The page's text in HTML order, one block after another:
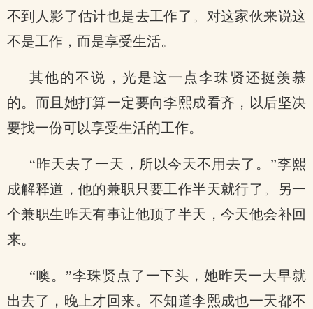
不到人影了估计也是去工作了。对这家伙来说这
不是工作，而是享受生活。
其他的不说，光是这一点李珠贤还挺羡慕
的。而且她打算一定要向李熙成看齐，以后坚决
要找一份可以享受生活的工作。
“昨天去了一天，所以今天不用去了。”李熙
成解释道，他的兼职只要工作半天就行了。另一
个兼职生昨天有事让他顶了半天，今天他会补回
来。
“噢。”李珠贤点了一下头，她昨天一大早就
出去了，晚上才回来。不知道李熙成也一天都不